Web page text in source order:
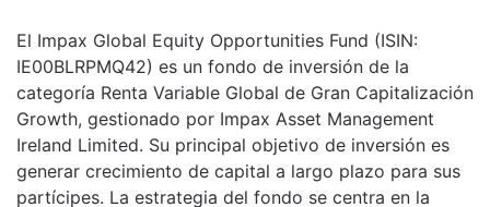
El Impax Global Equity Opportunities Fund (ISIN:
IE00BLRPMQ42) es un fondo de inversión de la
categoría Renta Variable Global de Gran Capitalización
Growth, gestionado por Impax Asset Management
Ireland Limited. Su principal objetivo de inversión es
generar crecimiento de capital a largo plazo para sus
partícipes. La estrategia del fondo se centra en la